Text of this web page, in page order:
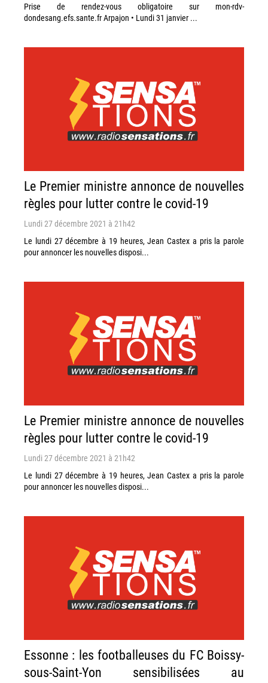
Prise de rendez-vous obligatoire sur mon-rdv-
dondesang.efs.sante.fr Arpajon • Lundi 31 janvier ...
Le Premier ministre annonce de nouvelles
règles pour lutter contre le covid-19
Lundi 27 décembre 2021 à 21h42
Le lundi 27 décembre à 19 heures, Jean Castex a pris la parole
pour annoncer les nouvelles disposi...
Le Premier ministre annonce de nouvelles
règles pour lutter contre le covid-19
Lundi 27 décembre 2021 à 21h42
Le lundi 27 décembre à 19 heures, Jean Castex a pris la parole
pour annoncer les nouvelles disposi...
Essonne : les footballeuses du FC Boissy-
sous-Saint-Yon sensibilisées au